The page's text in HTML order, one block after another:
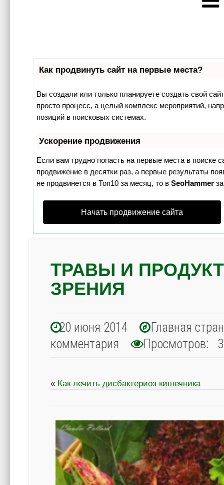
Как продвинуть сайт на первые места?
Вы создали или только планируете создать свой
просто процесс, а целый комплекс мероприятий,
позиций в поисковых системах.
Ускорение продвижения
Если вам трудно попасть на первые места в поиске
продвижение в десятки раз, а первые результаты
не продвинется в Топ10 за месяц, то вSeoHammer
Начать продвижение сайта
ТРАВЫ И
ЗРЕНИЯ
20 июня 2014
Главная
комментария
Просмотров:
« Как лечить дисбактериоз кишечника